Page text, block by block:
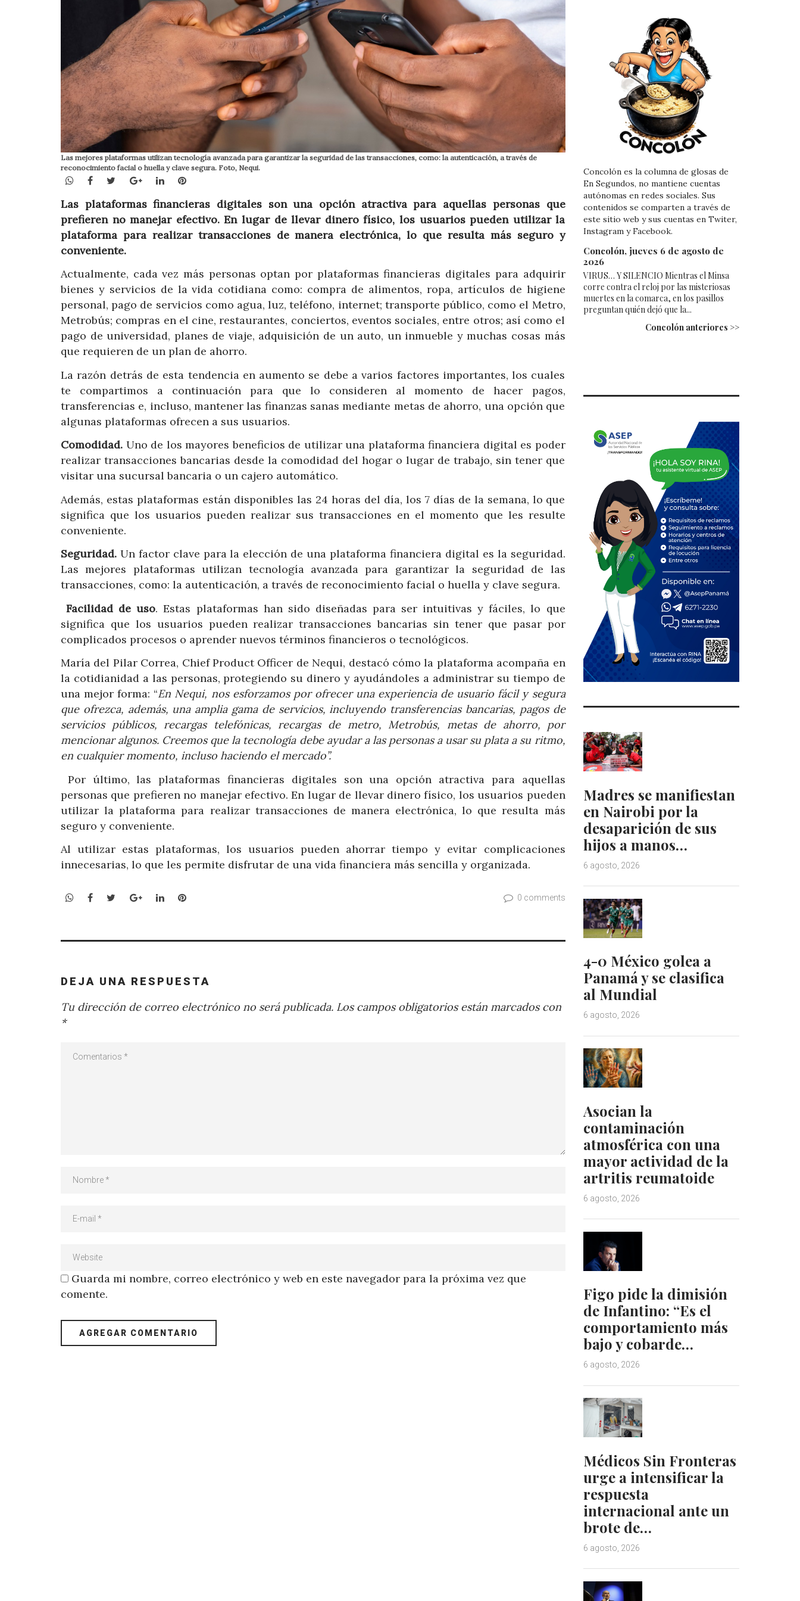
Las mejores plataformas utilizan tecnología avanzada para garantizar la seguridad de las transacciones, como: la autenticación, a través de
reconocimiento facial o huella y clave segura. Foto, Nequi.
WhatsApp
Facebook
TwitterGoogle+LinkedInPinterest
Las plataformas financieras digitales son una opción atractiva para aquellas personas que
prefieren no manejar efectivo. En lugar de llevar dinero físico, los usuarios pueden utilizar la
plataforma para realizar transacciones de manera electrónica, lo que resulta más seguro y
conveniente.
Actualmente, cada vez más personas optan por plataformas financieras digitales para adquirir
bienes y servicios de la vida cotidiana como: compra de alimentos, ropa, artículos de higiene
personal, pago de servicios como agua, luz, teléfono, internet; transporte público, como el Metro,
Metrobús; compras en el cine, restaurantes, conciertos, eventos sociales, entre otros; así como el
pago de universidad, planes de viaje, adquisición de un auto, un inmueble y muchas cosas más
que requieren de un plan de ahorro.
La razón detrás de esta tendencia en aumento se debe a varios factores importantes, los cuales
te compartimos a continuación para que lo consideren al momento de hacer pagos,
transferencias e, incluso, mantener las finanzas sanas mediante metas de ahorro, una opción que
algunas plataformas ofrecen a sus usuarios.
Comodidad. Uno de los mayores beneficios de utilizar una plataforma financiera digital es poder
realizar transacciones bancarias desde la comodidad del hogar o lugar de trabajo, sin tener que
visitar una sucursal bancaria o un cajero automático.
Además, estas plataformas están disponibles las 24 horas del día, los 7 días de la semana, lo que
significa que los usuarios pueden realizar sus transacciones en el momento que les resulte
conveniente.
Seguridad. Un factor clave para la elección de una plataforma financiera digital es la seguridad.
Las mejores plataformas utilizan tecnología avanzada para garantizar la seguridad de las
transacciones, como: la autenticación, a través de reconocimiento facial o huella y clave segura.
Facilidad de uso. Estas plataformas han sido diseñadas para ser intuitivas y fáciles, lo que
significa que los usuarios pueden realizar transacciones bancarias sin tener que pasar por
complicados procesos o aprender nuevos términos financieros o tecnológicos.
María del Pilar Correa, Chief Product Officer de Nequi, destacó cómo la plataforma acompaña en
la cotidianidad a las personas, protegiendo su dinero y ayudándoles a administrar su tiempo de
una mejor forma: “En Nequi, nos esforzamos por ofrecer una experiencia de usuario fácil y segura
que ofrezca, además, una amplia gama de servicios, incluyendo transferencias bancarias, pagos de
servicios públicos, recargas telefónicas, recargas de metro, Metrobús, metas de ahorro, por
mencionar algunos. Creemos que la tecnología debe ayudar a las personas a usar su plata a su ritmo,
en cualquier momento, incluso haciendo el mercado”.
Por último, las plataformas financieras digitales son una opción atractiva para aquellas
personas que prefieren no manejar efectivo. En lugar de llevar dinero físico, los usuarios pueden
utilizar la plataforma para realizar transacciones de manera electrónica, lo que resulta más
seguro y conveniente.
Al utilizar estas plataformas, los usuarios pueden ahorrar tiempo y evitar complicaciones
innecesarias, lo que les permite disfrutar de una vida financiera más sencilla y organizada.
WhatsApp
Facebook
TwitterGoogle+LinkedInPinterest 0 comments
DEJA UNA RESPUESTA
Tu dirección de correo electrónico no será publicada. Los campos obligatorios están marcados con
*
Guarda mi nombre, correo electrónico y web en este navegador para la próxima vez que
comente.
Concolón es la columna de glosas de
En Segundos, no mantiene cuentas
autónomas en redes sociales. Sus
contenidos se comparten a través de
este sitio web y sus cuentas en Twiter,
Instagram y Facebook.
Concolón, jueves 6 de agosto de
2026
VIRUS… Y SILENCIO Mientras el Minsa
corre contra el reloj por las misteriosas
muertes en la comarca, en los pasillos
preguntan quién dejó que la...
Concolón anteriores >>
Madres se manifiestan
en Nairobi por la
desaparición de sus
hijos a manos…
6 agosto, 2026
4-0 México golea a
Panamá y se clasifica
al Mundial
6 agosto, 2026
Asocian la
contaminación
atmosférica con una
mayor actividad de la
artritis reumatoide
6 agosto, 2026
Figo pide la dimisión
de Infantino: “Es el
comportamiento más
bajo y cobarde…
6 agosto, 2026
Médicos Sin Fronteras
urge a intensificar la
respuesta
internacional ante un
brote de…
6 agosto, 2026